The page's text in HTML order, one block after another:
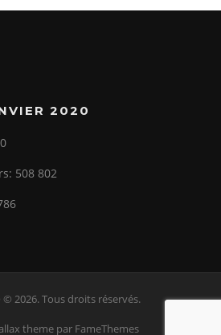
2020
508 802
2026. Tous droits réservés.
themepar FameThemes